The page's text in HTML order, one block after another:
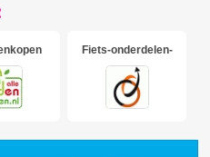
Fiets-onderdelen-
online